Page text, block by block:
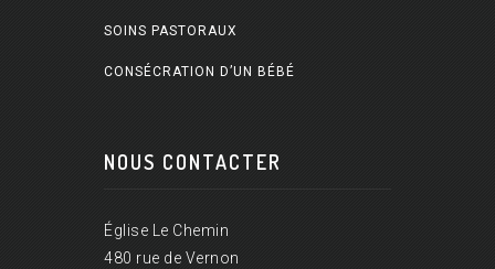
SOINS PASTORAUX
CONSÉCRATION D’UN BÉBÉ
NOUS CONTACTER
Église Le Chemin
480 rue de Vernon